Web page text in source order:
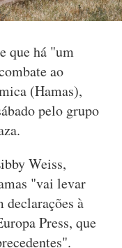
que há "um
ao
(Hamas),
pelo grupo
Weiss,
"vai levar
à
Press, que